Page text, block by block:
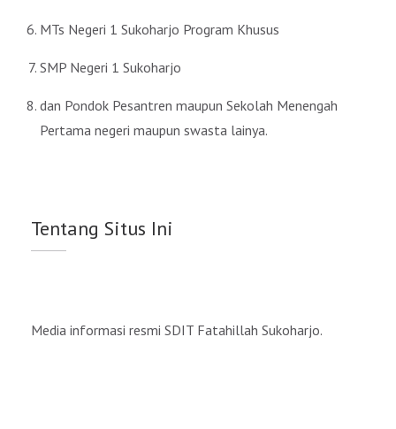
MTs Negeri 1 Sukoharjo Program Khusus
SMP Negeri 1 Sukoharjo
dan Pondok Pesantren maupun Sekolah Menengah
Pertama negeri maupun swasta lainya.
Tentang Situs Ini
Media informasi resmi SDIT Fatahillah Sukoharjo.